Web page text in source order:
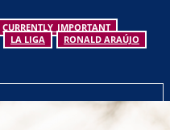
CURRENTLY_IMPORTANT
LA LIGA
RONALD ARAÚJO